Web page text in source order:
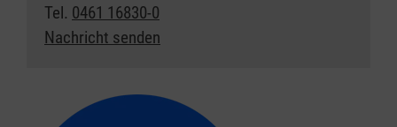
Tel. 0461 16830-0
Nachricht senden